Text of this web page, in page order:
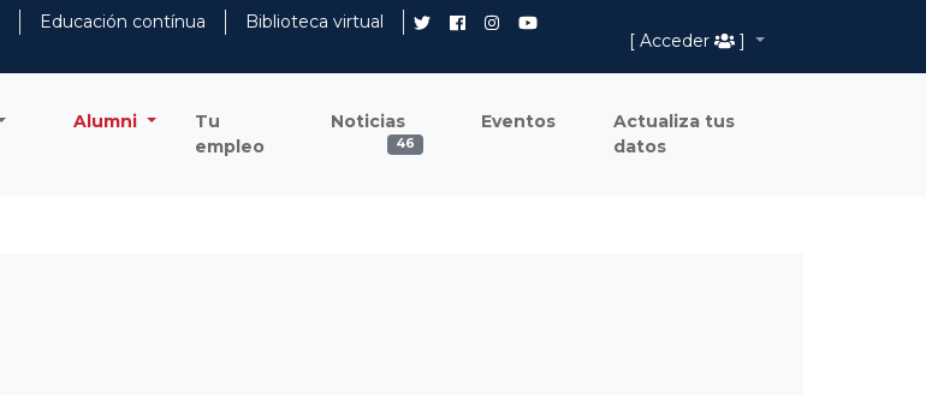
Educación contínua
Biblioteca virtual
[ Acceder
]
Alumni
Tu
empleo
Noticias
46
Eventos
Actualiza tus
datos